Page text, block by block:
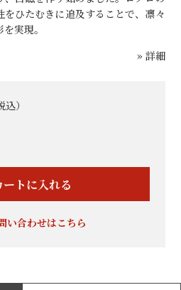
をひたむきに追及することで、凛々
実現。
» 詳細
込）
ートに入れる
い合わせはこちら